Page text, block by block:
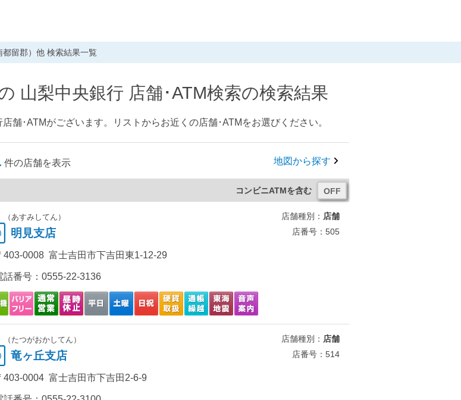
都留郡）他 検索結果一覧
山梨中央銀行 店舗･ATM検索の検索結果
舗･ATMがございます。リストからお近くの店舗･ATMをお選びください。
件の店舗を表示 地図から探す
コンビニATMを含む
（あすみしてん）
明見支店
店舗種別： 店舗
店番号：505
403-0008 富士吉田市下吉田東1-12-29
話番号： 0555-22-3136
（たつがおかしてん）
竜ヶ丘支店
店舗種別： 店舗
店番号：514
403-0004 富士吉田市下吉田2-6-9